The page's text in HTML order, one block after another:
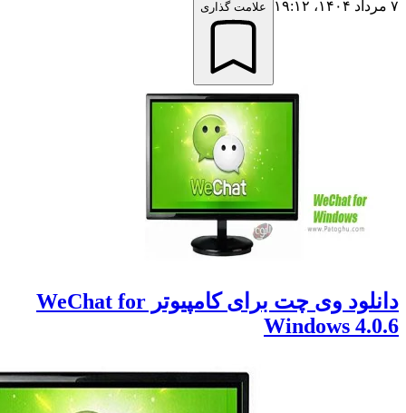
علامت گذاری
دانلود وی چت برای کامپیوتر WeChat for
Windows